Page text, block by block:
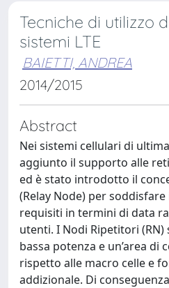
Tecniche di utilizzo
sistemi LTE
BAIETTI, ANDREA
2014/2015
Abstract
Nei sistemi cellulari di
aggiunto il supporto alle
ed è stato introdotto il
(Relay Node) per
requisiti in termini di data
utenti. I Nodi Ripetitori (RN)
bassa potenza e un’area
rispetto alle macro celle e
addizionale. Di